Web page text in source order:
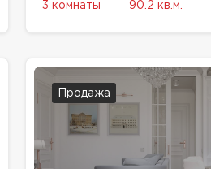
3 комнаты 90.2 кв.м.
Продажа